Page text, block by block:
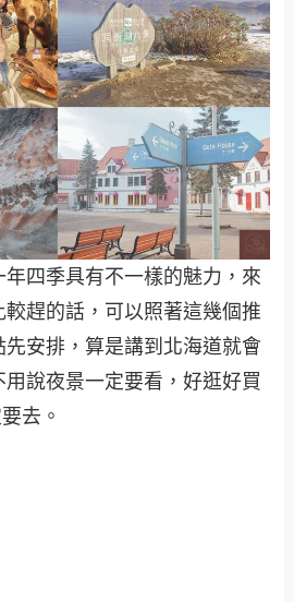
四季具有不一樣的魅力，來
趕的話，可以照著這幾個推
安排，算是講到北海道就會
說夜景一定要看，好逛好買
去。